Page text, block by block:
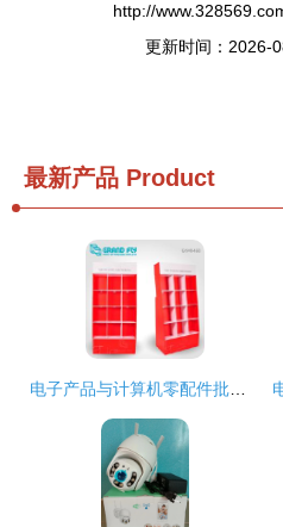
http://
更新时间：2026-
最新产品 Product